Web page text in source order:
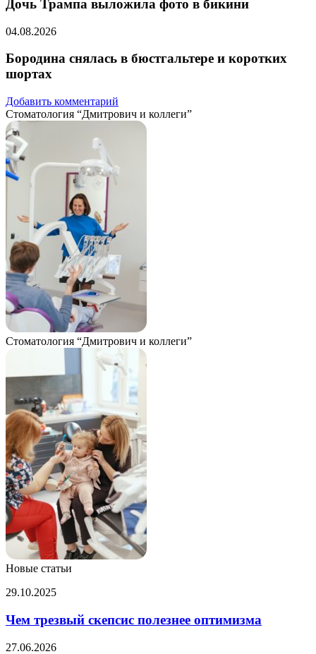
Дочь Трампа выложила фото в бикини
04.08.2026
Бородина снялась в бюстгальтере и коротких
шортах
Добавить комментарий
Стоматология “Дмитрович и коллеги”
Стоматология “Дмитрович и коллеги”
Новые статьи
Чем
скепсис
полезнее
оптимизма
29.10.2025
Чем трезвый скепсис полезнее оптимизма
Почему
27.06.2026